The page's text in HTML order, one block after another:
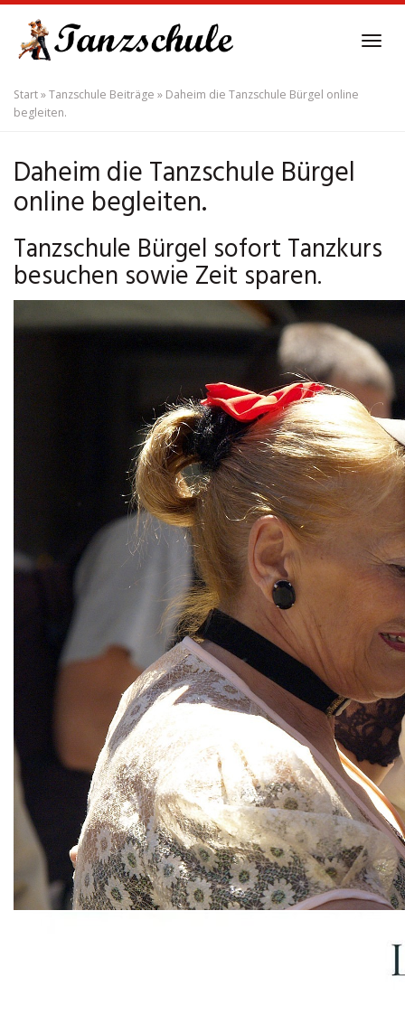
main
content
Start»Tanzschule Beiträge » Daheim die Tanzschule Bürgel online
begleiten.
Daheim die Tanzschule Bürgel
online begleiten.
Tanzschule Bürgel sofort Tanzkurs
besuchen sowie Zeit sparen.